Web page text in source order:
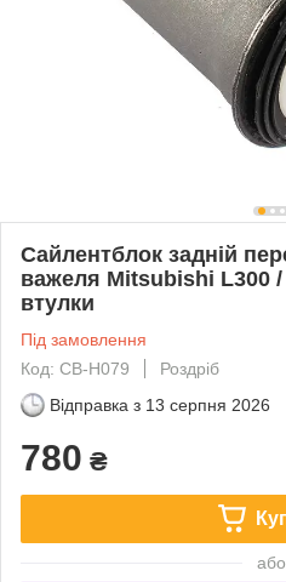
Сайлентблок задній
важеля Mitsubishi L300
втулки
Під замовлення
Код: CB-H079
Роздріб
Відправка з 13 серпня 2026
780 ₴
або